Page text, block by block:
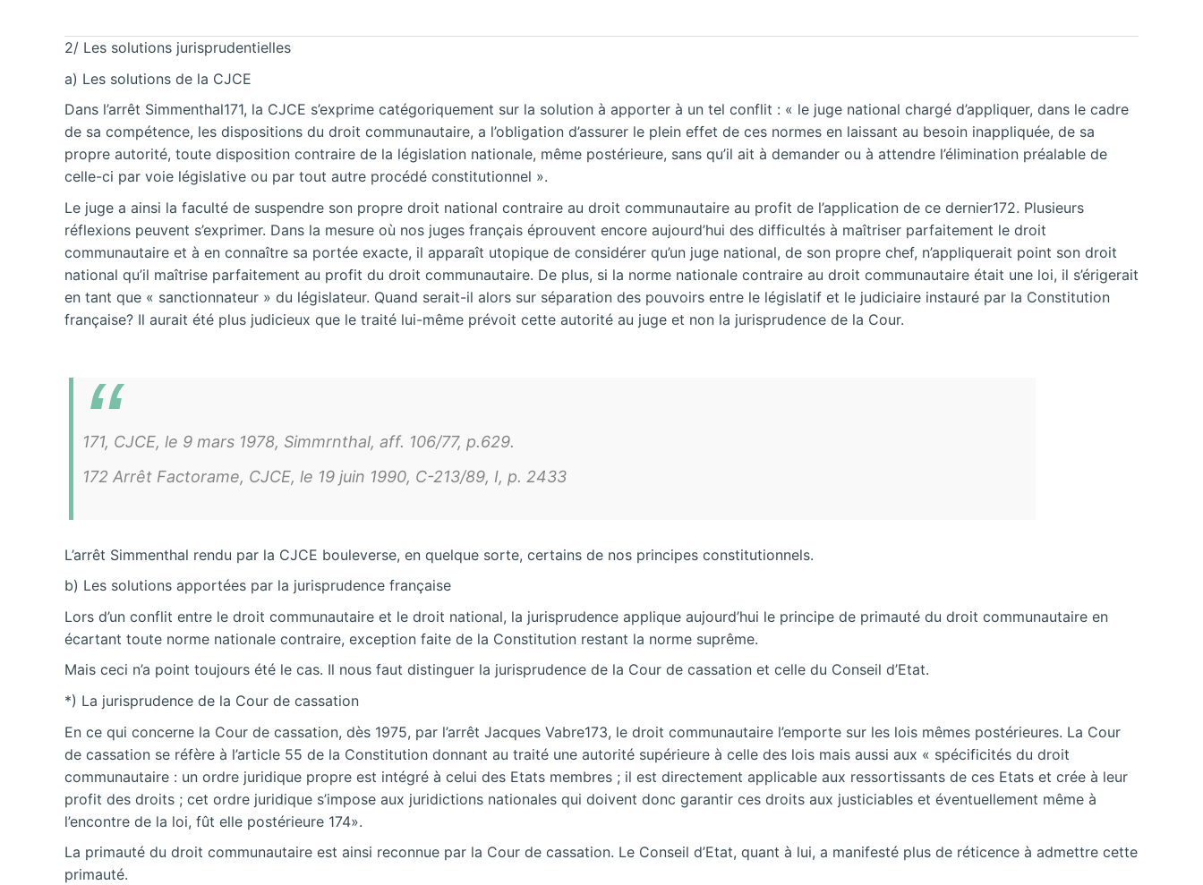
2/ Les solutions jurisprudentielles
a) Les solutions de la CJCE
Dans l’arrêt Simmenthal171, la CJCE s’exprime catégoriquement sur la solution à apporter à un tel conflit : « le juge national chargé d’appliquer, dans le cadre
de sa compétence, les dispositions du droit communautaire, a l’obligation d’assurer le plein effet de ces normes en laissant au besoin inappliquée, de sa
propre autorité, toute disposition contraire de la législation nationale, même postérieure, sans qu’il ait à demander ou à attendre l’élimination préalable de
celle-ci par voie législative ou par tout autre procédé constitutionnel ».
Le juge a ainsi la faculté de suspendre son propre droit national contraire au droit communautaire au profit de l’application de ce dernier172. Plusieurs
réflexions peuvent s’exprimer. Dans la mesure où nos juges français éprouvent encore aujourd’hui des difficultés à maîtriser parfaitement le droit
communautaire et à en connaître sa portée exacte, il apparaît utopique de considérer qu’un juge national, de son propre chef, n’appliquerait point son droit
national qu’il maîtrise parfaitement au profit du droit communautaire. De plus, si la norme nationale contraire au droit communautaire était une loi, il s’érigerait
en tant que « sanctionnateur » du législateur. Quand serait-il alors sur séparation des pouvoirs entre le législatif et le judiciaire instauré par la Constitution
française? Il aurait été plus judicieux que le traité lui-même prévoit cette autorité au juge et non la jurisprudence de la Cour.
171, CJCE, le 9 mars 1978, Simmrnthal, aff. 106/77, p.629.
172 Arrêt Factorame, CJCE, le 19 juin 1990, C-213/89, I, p. 2433
L’arrêt Simmenthal rendu par la CJCE bouleverse, en quelque sorte, certains de nos principes constitutionnels.
b) Les solutions apportées par la jurisprudence française
Lors d’un conflit entre le droit communautaire et le droit national, la jurisprudence applique aujourd’hui le principe de primauté du droit communautaire en
écartant toute norme nationale contraire, exception faite de la Constitution restant la norme suprême.
Mais ceci n’a point toujours été le cas. Il nous faut distinguer la jurisprudence de la Cour de cassation et celle du Conseil d’Etat.
*) La jurisprudence de la Cour de cassation
En ce qui concerne la Cour de cassation, dès 1975, par l’arrêt Jacques Vabre173, le droit communautaire l’emporte sur les lois mêmes postérieures. La Cour
de cassation se réfère à l’article 55 de la Constitution donnant au traité une autorité supérieure à celle des lois mais aussi aux « spécificités du droit
communautaire : un ordre juridique propre est intégré à celui des Etats membres ; il est directement applicable aux ressortissants de ces Etats et crée à leur
profit des droits ; cet ordre juridique s’impose aux juridictions nationales qui doivent donc garantir ces droits aux justiciables et éventuellement même à
l’encontre de la loi, fût elle postérieure 174».
La primauté du droit communautaire est ainsi reconnue par la Cour de cassation. Le Conseil d’Etat, quant à lui, a manifesté plus de réticence à admettre cette
primauté.